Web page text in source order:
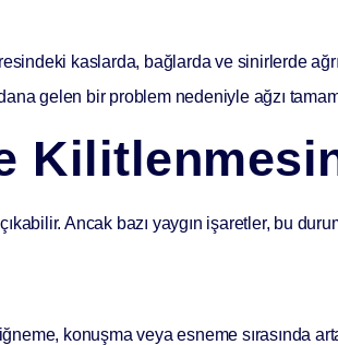
kaslarda, bağlarda ve sinirlerde
gelen bir problem nedeniyle ağzı
Ancak bazı yaygın işaretler, bu
konuşma veya esneme sırasında